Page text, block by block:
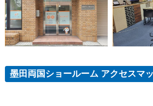
墨田両国ショールーム アクセスマ